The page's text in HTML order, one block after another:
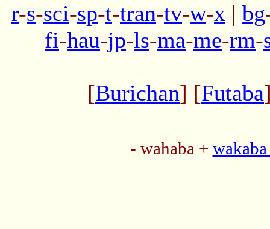
r-s-sci-sp-t-tran-tv-w-x | bg
fi-hau-jp-ls-ma-me-rm-
[Burichan] [Futaba
- wahaba +